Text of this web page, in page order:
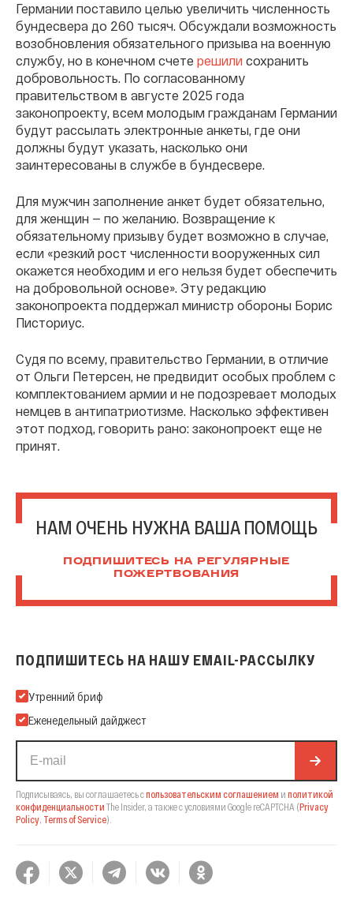
Германии поставило целью увеличить численность
бундесвера до 260 тысяч. Обсуждали возможность
возобновления обязательного призыва на военную
службу, но в конечном счете решили сохранить
добровольность. По согласованному
правительством в августе 2025 года
законопроекту, всем молодым гражданам Германии
будут рассылать электронные анкеты, где они
должны будут указать, насколько они
заинтересованы в службе в бундесвере.
Для мужчин заполнение анкет будет обязательно,
для женщин — по желанию. Возвращение к
обязательному призыву будет возможно в случае,
если «резкий рост численности вооруженных сил
окажется необходим и его нельзя будет обеспечить
на добровольной основе». Эту редакцию
законопроекта поддержал министр обороны Борис
Писториус.
Судя по всему, правительство Германии, в отличие
от Ольги Петерсен, не предвидит особых проблем с
комплектованием армии и не подозревает молодых
немцев в антипатриотизме. Насколько эффективен
этот подход, говорить рано: законопроект еще не
принят.
НАМ ОЧЕНЬ НУЖНА ВАША ПОМОЩЬ
ПОДПИШИТЕСЬ НА РЕГУЛЯРНЫЕ
ПОЖЕРТВОВАНИЯ
ПОДПИШИТЕСЬ НА НАШУ EMAIL-РАССЫЛКУ
Подпишитесь на нашу Email-рассылку
Утренний бриф
Еженедельный дайджест
Подписываясь, вы соглашаетесь спользовательским соглашением и политикой
конфиденциальности The Insider, а также с условиями Google reCAPTCHA (Privacy
Policy, Terms of Service).